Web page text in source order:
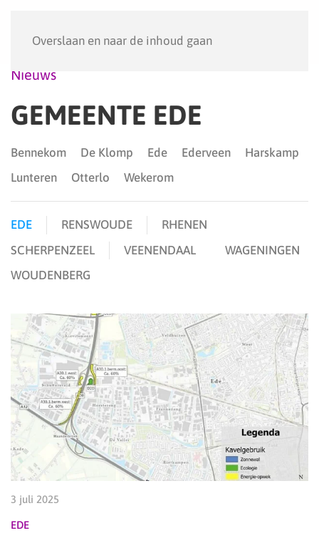
Overslaan en naar de inhoud gaan
Nieuws
GEMEENTE EDE
Bennekom De Klomp Ede Ederveen
Harskamp
Lunteren
Otterlo Wekerom
EDE RENSWOUDE
RHENEN
SCHERPENZEEL
VEENENDAAL
WAGENINGEN
WOUDENBERG
3 juli 2025
EDE